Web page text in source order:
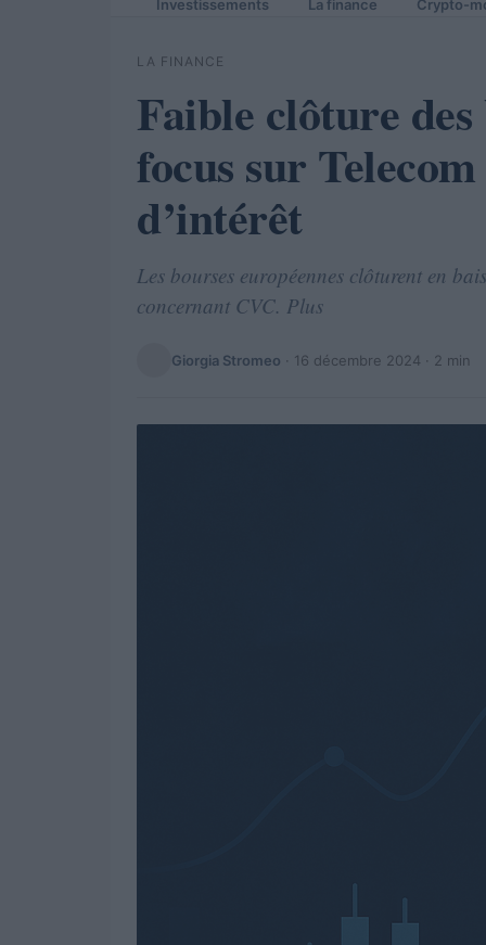
Investissements La finance Crypto-
LA FINANCE
Faible clôture
focus sur
d’intérêt
Les bourses européennes clôturent en
concernant CVC. Plus
Giorgia Stromeo · 16 décembre 2024 · 2 min